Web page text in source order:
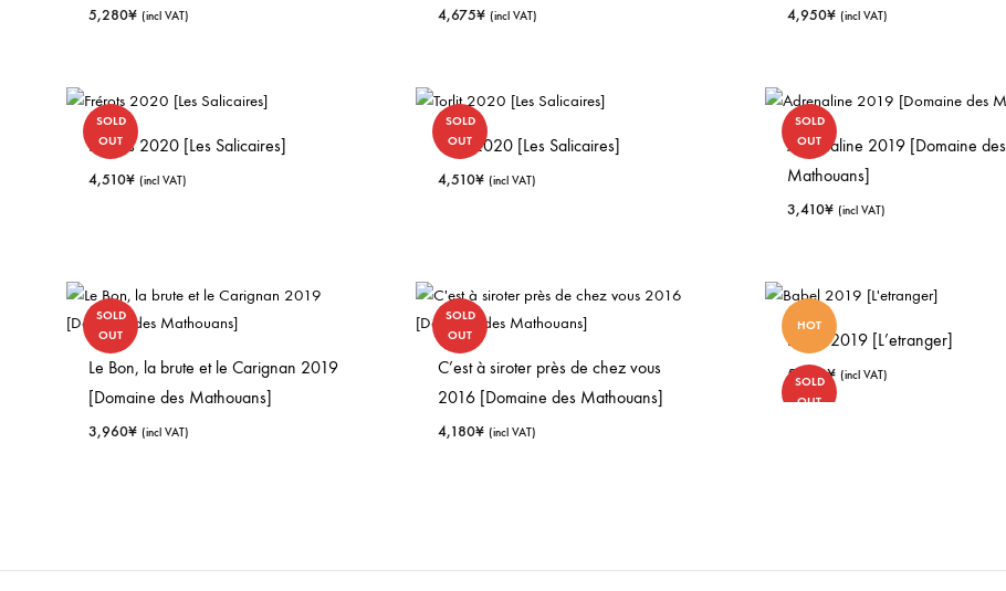
Sweatshirt
5,280¥ (incl VAT) 4,675¥ (incl VAT) 4,950¥ (incl VAT)
SOLD
OUT
Frérots 2020 [Les Salicaires]
4,510¥ (incl VAT)
SOLD
OUT
Torlit 2020 [Les Salicaires]
4,510¥ (incl VAT)
SOLD
OUT
Adrenaline 2019 [Domaine des
Mathouans]
3,410¥ (incl VAT)
SOLD
OUT
Le Bon, la brute et le Carignan 2019
[Domaine des Mathouans]
3,960¥ (incl VAT)
SOLD
OUT
C’est à siroter près de chez vous
2016 [Domaine des Mathouans]
4,180¥ (incl VAT)
HOT
SOLD
OUT
Babel 2019 [L’etranger]
5,060¥ (incl VAT)